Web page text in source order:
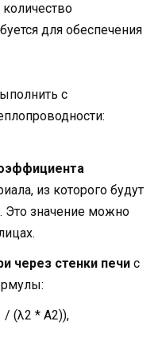
для обеспечения
с
из которого будут
Это значение можно
через стенки печи с
/ (λ2 * A2)),